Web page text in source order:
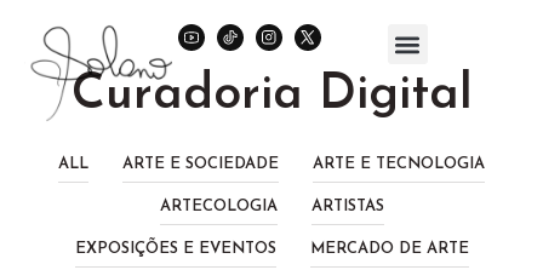
Curadoria Digital
ALL ARTE E SOCIEDADE ARTE E TECNOLOGIA
ARTECOLOGIA ARTISTAS
EXPOSIÇÕES E EVENTOS MERCADO DE ARTE